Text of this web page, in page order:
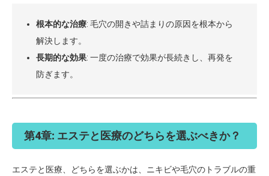
根本的な治療: 毛穴の開きや詰まりの原因を根本から
解決します。
長期的な効果: 一度の治療で効果が長続きし、再発を
防ぎます。
第4章: エステと医療のどちらを選ぶべきか？
エステと医療、どちらを選ぶかは、ニキビや毛穴のトラブルの重